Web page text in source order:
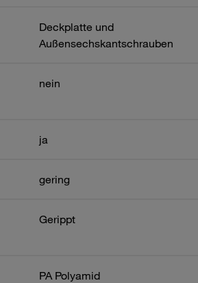
Deckplatte und
Außensechskantschrauben
nein
ja
gering
Gerippt
PA Polyamid